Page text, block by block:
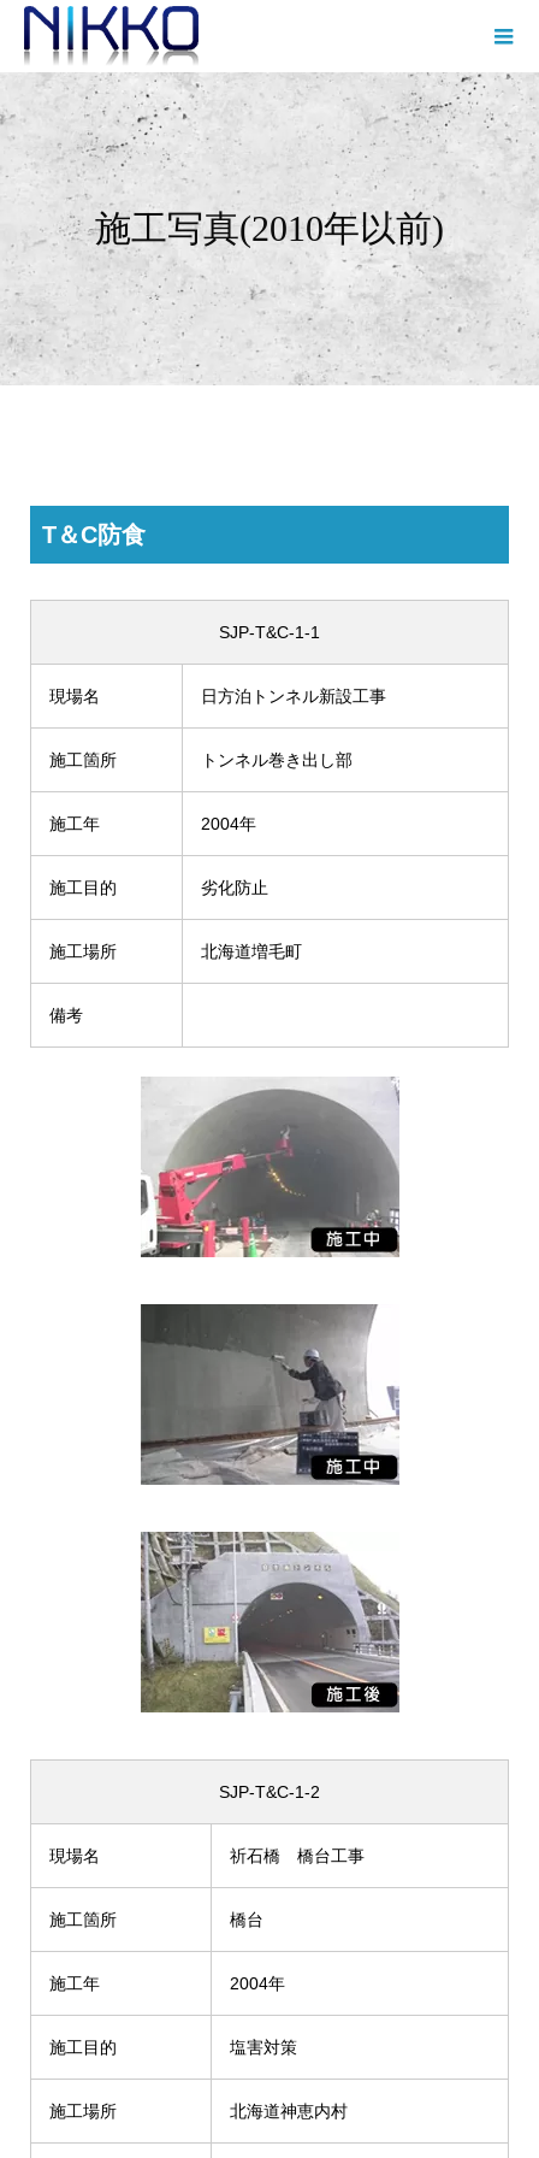
施工写真(2010年以前)
T＆C防食
SJP-T&C-1-1
現場名 日方泊トンネル新設工事
施工箇所 トンネル巻き出し部
施工年 2004年
施工目的 劣化防止
施工場所 北海道増毛町
備考
SJP-T&C-1-2
現場名 祈石橋 橋台工事
施工箇所 橋台
施工年 2004年
施工目的 塩害対策
施工場所 北海道神恵内村